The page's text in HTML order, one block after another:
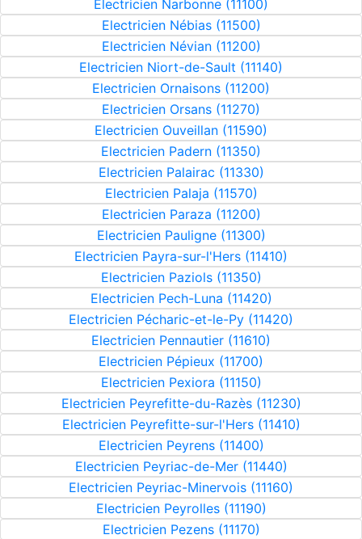
Electricien Narbonne (11100)
Electricien Nébias (11500)
Electricien Névian (11200)
Electricien Niort-de-Sault (11140)
Electricien Ornaisons (11200)
Electricien Orsans (11270)
Electricien Ouveillan (11590)
Electricien Padern (11350)
Electricien Palairac (11330)
Electricien Palaja (11570)
Electricien Paraza (11200)
Electricien Pauligne (11300)
Electricien Payra-sur-l'Hers (11410)
Electricien Paziols (11350)
Electricien Pech-Luna (11420)
Electricien Pécharic-et-le-Py (11420)
Electricien Pennautier (11610)
Electricien Pépieux (11700)
Electricien Pexiora (11150)
Electricien Peyrefitte-du-Razès (11230)
Electricien Peyrefitte-sur-l'Hers (11410)
Electricien Peyrens (11400)
Electricien Peyriac-de-Mer (11440)
Electricien Peyriac-Minervois (11160)
Electricien Peyrolles (11190)
Electricien Pezens (11170)